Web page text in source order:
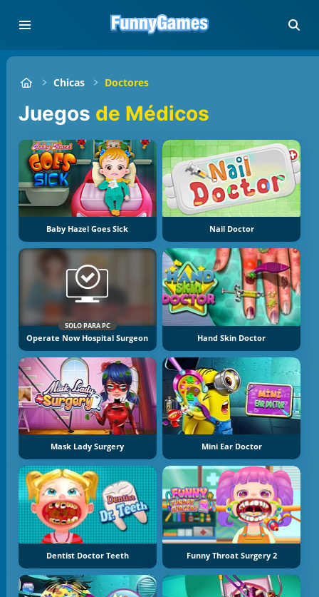
Chicas Doctores
Juegos de Médicos
Baby Hazel Goes Sick Nail Doctor
SOLO PARA PC
Operate Now Hospital Surgeon Hand Skin Doctor
Mask Lady Surgery Mini Ear Doctor
Dentist Doctor Teeth Funny Throat Surgery 2